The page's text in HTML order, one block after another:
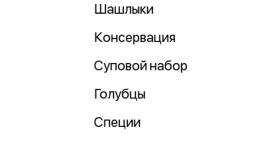
Шашлыки
Консервация
Суповой набор
Голубцы
Специи